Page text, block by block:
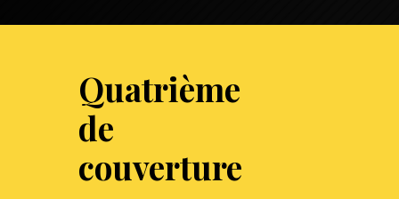
Quatrième
de
couverture